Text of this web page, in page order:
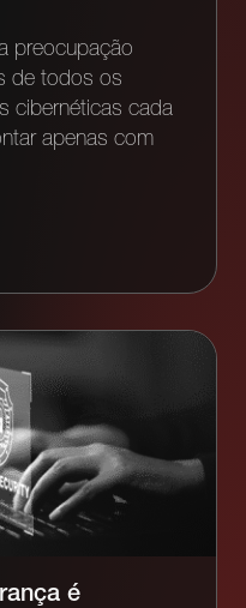
preocupação
de todos os
cibernéticas cada
apenas com
é